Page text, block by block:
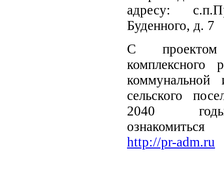
адресу:
Буденного, д. 7
С проектом
комплексного
коммунальной
сельского
2040
http://pr-adm.ru